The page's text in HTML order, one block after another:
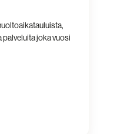
palveluita joka vuosi